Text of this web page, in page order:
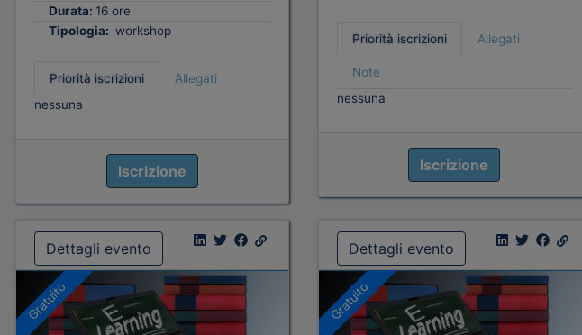
Durata: 16 ore
Tipologia: workshop
Priorità iscrizioni
Allegati
nessuna
Iscrizione
Priorità iscrizioni Allegati
Note
nessuna
Iscrizione
Dettagli evento
Gratuito
Dettagli evento
Gratuito